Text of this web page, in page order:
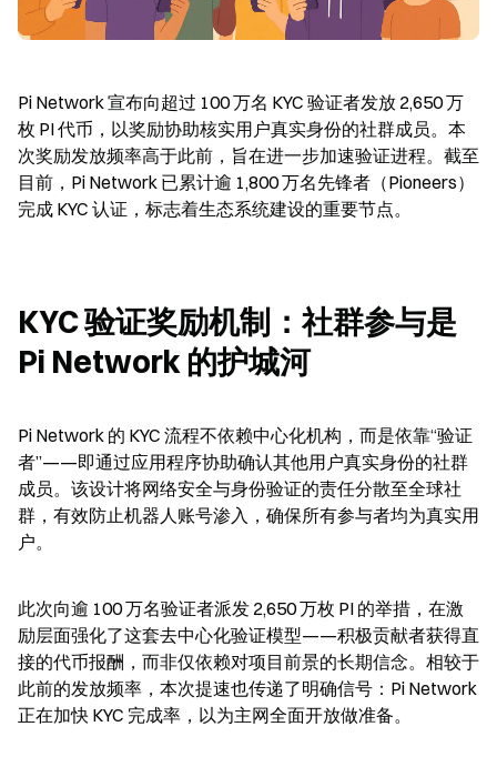
Pi Network 宣布向超过 100 万名 KYC 验证者发放 2,650 万
枚 PI 代币，以奖励协助核实用户真实身份的社群成员。本
次奖励发放频率高于此前，旨在进一步加速验证进程。截至
目前，Pi Network 已累计逾 1,800 万名先锋者（Pioneers）
完成 KYC 认证，标志着生态系统建设的重要节点。
KYC 验证奖励机制：社群参与是
Pi Network 的护城河
Pi Network 的 KYC 流程不依赖中心化机构，而是依靠“验证
者”——即通过应用程序协助确认其他用户真实身份的社群
成员。该设计将网络安全与身份验证的责任分散至全球社
群，有效防止机器人账号渗入，确保所有参与者均为真实用
户。
此次向逾 100 万名验证者派发 2,650 万枚 PI 的举措，在激
励层面强化了这套去中心化验证模型——积极贡献者获得直
接的代币报酬，而非仅依赖对项目前景的长期信念。相较于
此前的发放频率，本次提速也传递了明确信号：Pi Network
正在加快 KYC 完成率，以为主网全面开放做准备。